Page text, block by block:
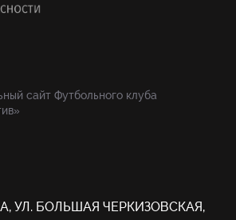
сайт Футбольного клуба
УЛ. БОЛЬШАЯ ЧЕРКИЗОВСКАЯ,